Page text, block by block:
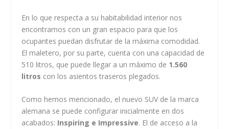
En lo que respecta a su habitabilidad interior nos
encontramos con un gran espacio para que los
ocupantes puedan disfrutar de la máxima comodidad.
El maletero, por su parte, cuenta con una capacidad de
510 litros, que puede llegar a un máximo de 1.560
litros con los asientos traseros plegados.
Como hemos mencionado, el nuevo SUV de la marca
alemana se puede configurar inicialmente en dos
acabados: Inspiring e Impressive. El de acceso a la